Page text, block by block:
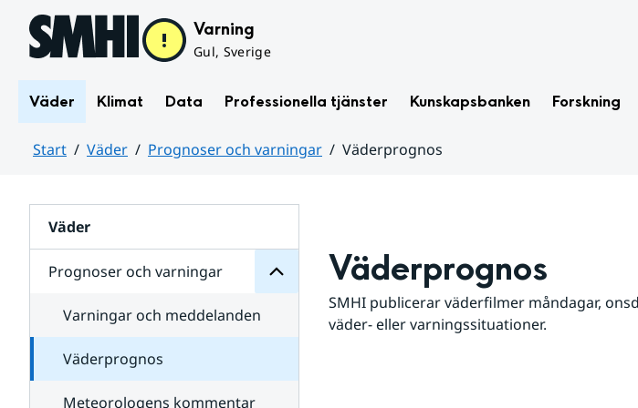
Hoppa till sidans innehåll Varning
Gul, Sverige
Väder Klimat Data Professionella tjänster Kunskapsbanken Forskning
Start Väder Prognoser och varningar
Väderprognos
Väder
Prognoser och varningar
för
varningar
Varningar och meddelanden
Väderprognos
Meteorologens kommentar
Väderprognos
SMHI publicerar väderfilmer måndagar,
väder- eller varningssituationer.